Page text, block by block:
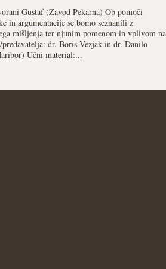
Gustaf (Zavod Pekarna) Ob pomoči
in argumentacije se bomo seznanili z
mišljenja ter njunim pomenom in vplivom na
dr. Boris Vezjak in dr. Danilo
Učni material:...